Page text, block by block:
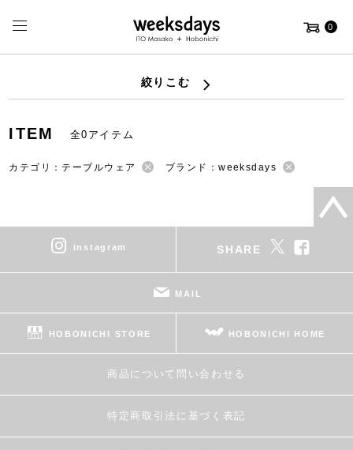
0
絞りこむ
ITEM 全0アイテム
カテゴリ：テーブルウェア ブランド：weeksdays
instagram SHARE
MAIL
HOBONICHI STORE HOBONICHI HOME
商品について問い合わせる
特定商取引法に基づく表記